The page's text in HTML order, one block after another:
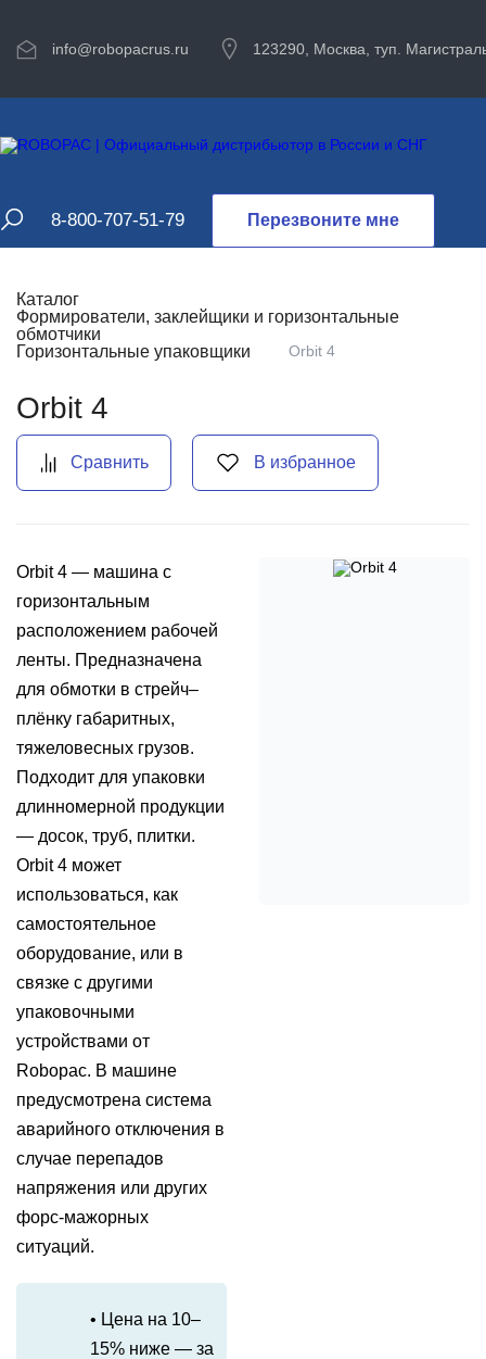
info@robopacrus.ru 123290, Москва, туп.
8-800-707-51-79 Перезвоните мне
Каталог
Формирователи, заклейщики и горизонтальные
обмотчики
Горизонтальные упаковщики
Orbit 4
Orbit 4
Сравнить В избранное
Orbit 4 — машина с
горизонтальным
расположением рабочей
ленты. Предназначена
для обмотки в стрейч–
плёнку габаритных,
тяжеловесных грузов.
Подходит для упаковки
длинномерной продукции
— досок, труб, плитки.
Orbit 4 может
использоваться, как
самостоятельное
оборудование, или в
связке с другими
упаковочными
устройствами от
Robopac. В машине
предусмотрена система
аварийного отключения в
случае перепадов
напряжения или других
форс-мажорных
ситуаций.
• Цена на 10–
15% ниже — за